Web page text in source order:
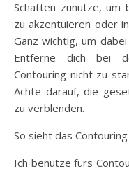
Schatten zunutze, um
zu akzentuieren oder
Ganz wichtig, um
Entferne dich bei
Contouring nicht zu
Achte darauf, die
zu verblenden.
So sieht das
Ich benutze fürs